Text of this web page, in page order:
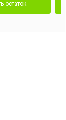
остаток